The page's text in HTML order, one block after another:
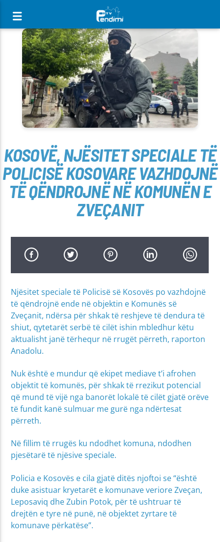
[There are no radio stations in the database]
KOSOVË, NJËSITET SPECIALE TË
POLICISË KOSOVARE VAZHDOJNË
TË QËNDROJNË NË KOMUNËN E
ZVEÇANIT
Njësitet speciale të Policisë së Kosovës po vazhdojnë
të qëndrojnë ende në objektin e Komunës së
Zveçanit, ndërsa për shkak të reshjeve të dendura të
shiut, qytetarët serbë të cilët ishin mbledhur këtu
aktualisht janë tërhequr në rrugët përreth, raporton
Anadolu.
Nuk është e mundur që ekipet mediave t’i afrohen
objektit të komunës, për shkak të rrezikut potencial
që mund të vijë nga banorët lokalë të cilët gjatë orëve
të fundit kanë sulmuar me gurë nga ndërtesat
përreth.
Në fillim të rrugës ku ndodhet komuna, ndodhen
pjesëtarë të njësive speciale.
Policia e Kosovës e cila gjatë ditës njoftoi se “është
duke asistuar kryetarët e komunave veriore Zveçan,
Leposaviq dhe Zubin Potok, për të ushtruar të
drejtën e tyre në punë, në objektet zyrtare të
komunave përkatëse”.